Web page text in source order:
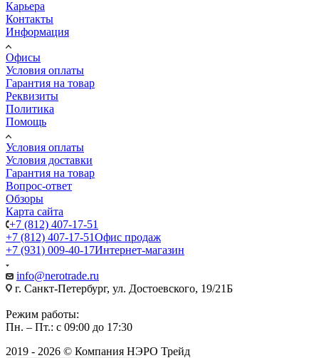
Карьера
Контакты
Информация
Офисы
Условия оплаты
Гарантия на товар
Реквизиты
Политика
Помощь
Условия оплаты
Условия доставки
Гарантия на товар
Вопрос-ответ
Обзоры
Карта сайта
+7 (812) 407-17-51
+7 (812) 407-17-51Офис продаж
+7 (931) 009-40-17Интернет-магазин
info@nerotrade.ru
г. Санкт-Петербург, ул. Достоевского, 19/21Б
Режим работы:
Пн. – Пт.: с 09:00 до 17:30
2019 - 2026 © Компания НЭРО Трейд